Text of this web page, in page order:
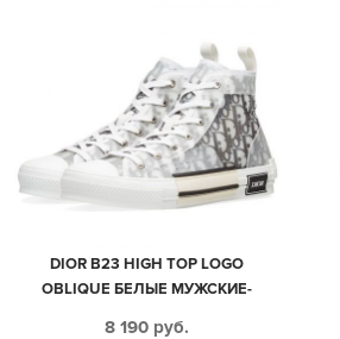
DIOR B23 HIGH TOP LOGO
OBLIQUE БЕЛЫЕ МУЖСКИЕ-
8 190 руб.